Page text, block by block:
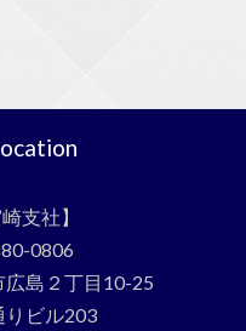
崎支社】
0806
広島２丁目10-25
りビル203